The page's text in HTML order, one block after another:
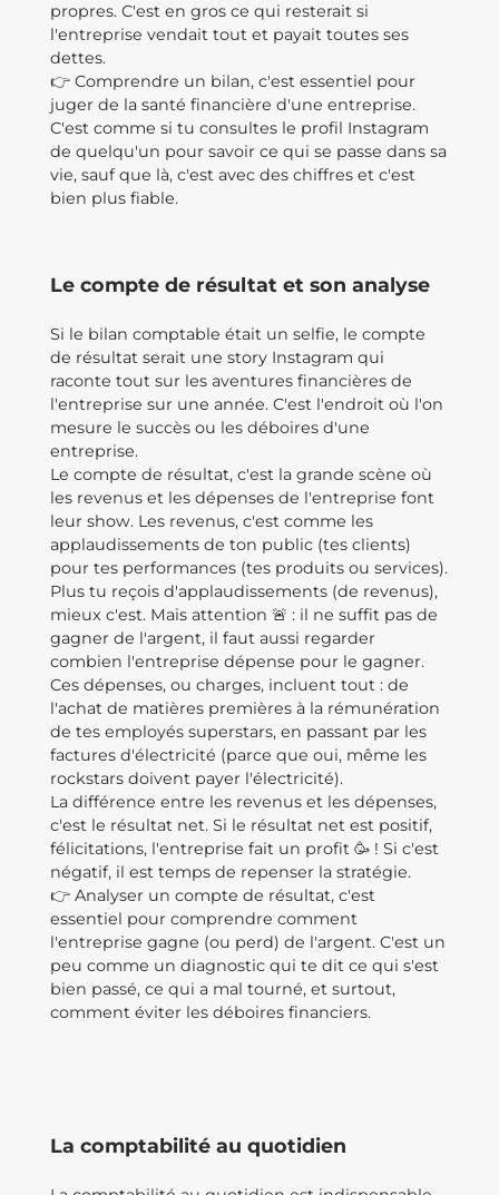
propres. C'est en gros ce qui resterait si
l'entreprise vendait tout et payait toutes ses
dettes.
👉 Comprendre un bilan, c'est essentiel pour
juger de la santé financière d'une entreprise.
C'est comme si tu consultes le profil Instagram
de quelqu'un pour savoir ce qui se passe dans sa
vie, sauf que là, c'est avec des chiffres et c'est
bien plus fiable.
Le compte de résultat et son analyse
Si le bilan comptable était un selfie, le compte
de résultat serait une story Instagram qui
raconte tout sur les aventures financières de
l'entreprise sur une année. C'est l'endroit où l'on
mesure le succès ou les déboires d'une
entreprise.
Le compte de résultat, c'est la grande scène où
les revenus et les dépenses de l'entreprise font
leur show. Les revenus, c'est comme les
applaudissements de ton public (tes clients)
pour tes performances (tes produits ou services).
Plus tu reçois d'applaudissements (de revenus),
mieux c'est. Mais attention 🚨 : il ne suffit pas de
gagner de l'argent, il faut aussi regarder
combien l'entreprise dépense pour le gagner.
Ces dépenses, ou charges, incluent tout : de
l'achat de matières premières à la rémunération
de tes employés superstars, en passant par les
factures d'électricité (parce que oui, même les
rockstars doivent payer l'électricité).
La différence entre les revenus et les dépenses,
c'est le résultat net. Si le résultat net est positif,
félicitations, l'entreprise fait un profit 🥳 ! Si c'est
négatif, il est temps de repenser la stratégie.
👉 Analyser un compte de résultat, c'est
essentiel pour comprendre comment
l'entreprise gagne (ou perd) de l'argent. C'est un
peu comme un diagnostic qui te dit ce qui s'est
bien passé, ce qui a mal tourné, et surtout,
comment éviter les déboires financiers.
La comptabilité au quotidien